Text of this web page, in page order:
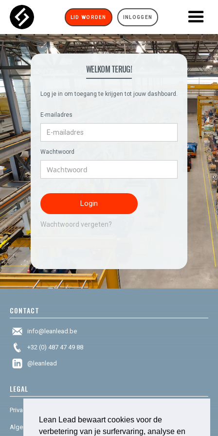
Lean Lead bewaart cookies voor de
verbetering van je surfervaring, analyse en
LID WORDEN INLOGGEN
WELKOM TERUG!
Log je in om toegang te krijgen tot jouw dashboard.
E-mailadres
Wachtwoord
Wachtwoord vergeten?
CONTACT
info@leanlead.be
+32 (0) 487 47 49 88
@leanlead
LEGAL
Privacy & cookies
Algemene voorwaarden